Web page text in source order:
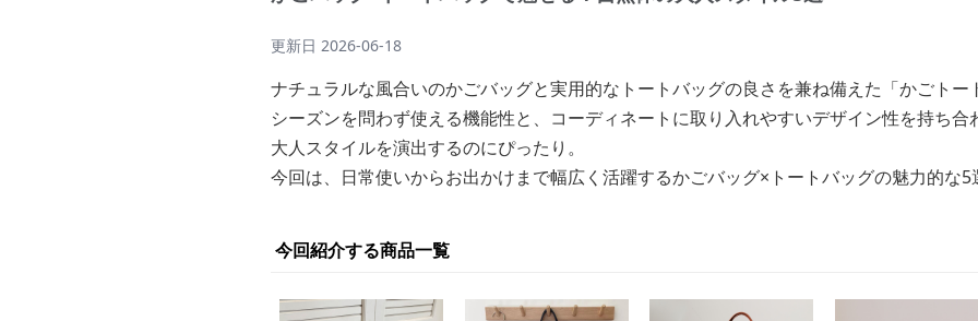
更新日 2026-06-18
ナチュラルな風合いのかごバッグと実用的なトートバッグの良さを兼ね備えた「かごトー
シーズンを問わず使える機能性と、コーディネートに取り入れやすいデザイン性を持ち
大人スタイルを演出するのにぴったり。
今回は、日常使いからお出かけまで幅広く活躍するかごバッグ×トートバッグの魅力的な5
今回紹介する商品一覧